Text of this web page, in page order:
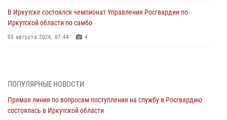
В Иркутске состоялся чемпионат Управления Росгвардии по
Иркутской области по самбо
05 августа 2026, 07:44 4
04 августа 2026, 07:14 3
Росгвардейцы потушили загоревшийся автомобиль в Иркутске
03 августа 2026, 04:55
ПОПУЛЯРНЫЕ НОВОСТИ
Прямая линия по вопросам поступления на службу в Росгвардию
состоялась в Иркутской области